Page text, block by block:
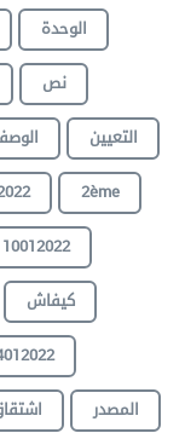
الوحدة
نص
التعيين
2ème
10012022
كيفاش
المصدر